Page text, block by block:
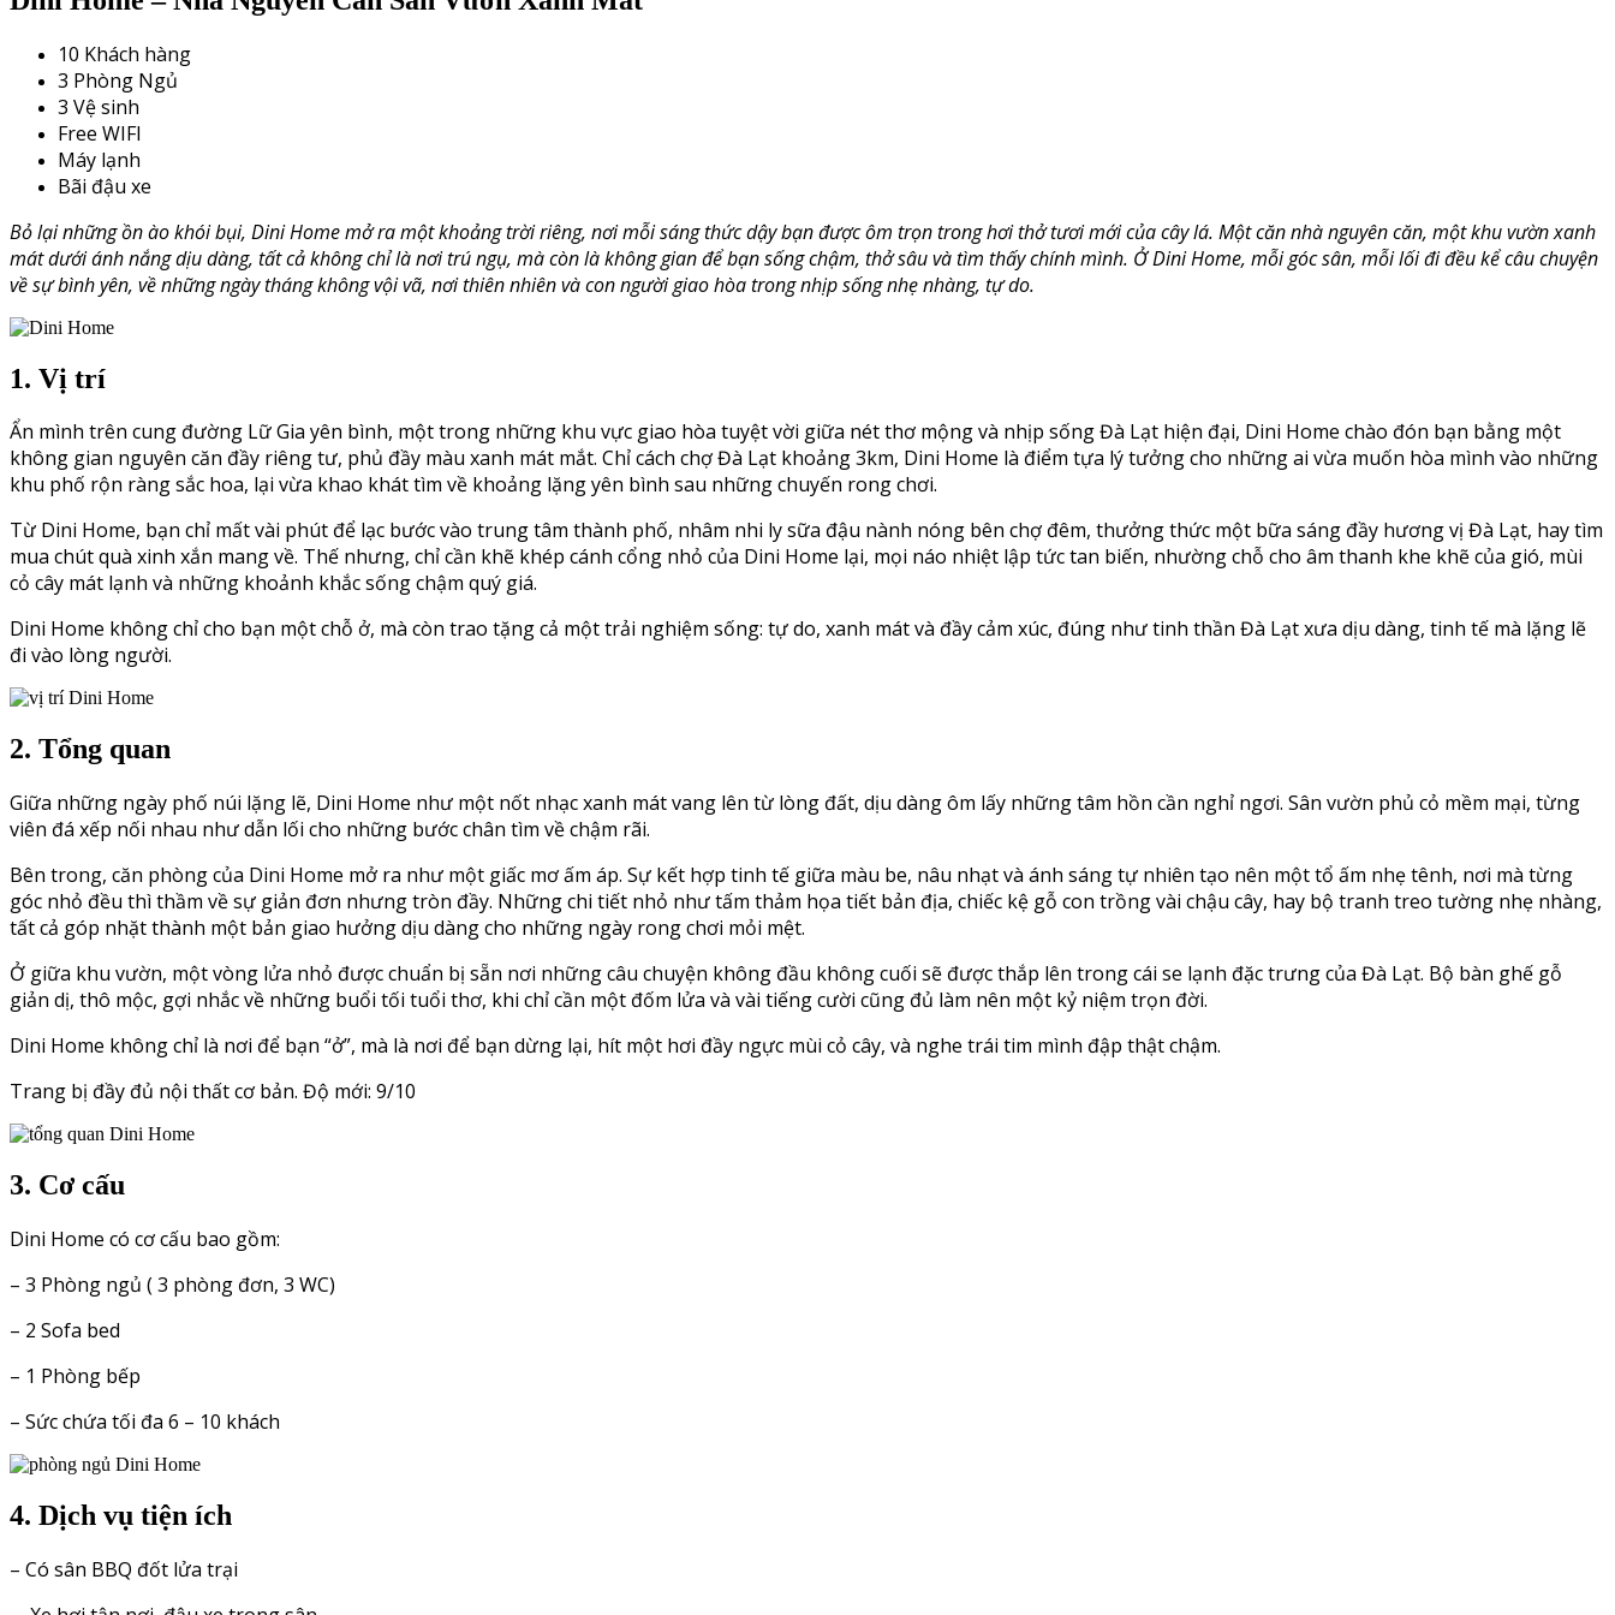
10 Khách hàng
3 Phòng Ngủ
3 Vệ sinh
Free WIFI
Máy lạnh
Bãi đậu xe
Bỏ lại những ồn ào khói bụi, Dini Home mở ra một khoảng trời riêng, nơi mỗi sáng thức dậy bạn được ôm trọn trong hơi thở tươi mới của cây lá. Một căn nhà nguyên căn, một khu vườn xanh
mát dưới ánh nắng dịu dàng, tất cả không chỉ là nơi trú ngụ, mà còn là không gian để bạn sống chậm, thở sâu và tìm thấy chính mình. Ở Dini Home, mỗi góc sân, mỗi lối đi đều kể câu chuyện
về sự bình yên, về những ngày tháng không vội vã, nơi thiên nhiên và con người giao hòa trong nhịp sống nhẹ nhàng, tự do.
1. Vị trí
Ẩn mình trên cung đường Lữ Gia yên bình, một trong những khu vực giao hòa tuyệt vời giữa nét thơ mộng và nhịp sống Đà Lạt hiện đại, Dini Home chào đón bạn bằng một
không gian nguyên căn đầy riêng tư, phủ đầy màu xanh mát mắt. Chỉ cách chợ Đà Lạt khoảng 3km, Dini Home là điểm tựa lý tưởng cho những ai vừa muốn hòa mình vào những
khu phố rộn ràng sắc hoa, lại vừa khao khát tìm về khoảng lặng yên bình sau những chuyến rong chơi.
Từ Dini Home, bạn chỉ mất vài phút để lạc bước vào trung tâm thành phố, nhâm nhi ly sữa đậu nành nóng bên chợ đêm, thưởng thức một bữa sáng đầy hương vị Đà Lạt, hay tìm
mua chút quà xinh xắn mang về. Thế nhưng, chỉ cần khẽ khép cánh cổng nhỏ của Dini Home lại, mọi náo nhiệt lập tức tan biến, nhường chỗ cho âm thanh khe khẽ của gió, mùi
cỏ cây mát lạnh và những khoảnh khắc sống chậm quý giá.
Dini Home không chỉ cho bạn một chỗ ở, mà còn trao tặng cả một trải nghiệm sống: tự do, xanh mát và đầy cảm xúc, đúng như tinh thần Đà Lạt xưa dịu dàng, tinh tế mà lặng lẽ
đi vào lòng người.
2. Tổng quan
Giữa những ngày phố núi lặng lẽ, Dini Home như một nốt nhạc xanh mát vang lên từ lòng đất, dịu dàng ôm lấy những tâm hồn cần nghỉ ngơi. Sân vườn phủ cỏ mềm mại, từng
viên đá xếp nối nhau như dẫn lối cho những bước chân tìm về chậm rãi.
Bên trong, căn phòng của Dini Home mở ra như một giấc mơ ấm áp. Sự kết hợp tinh tế giữa màu be, nâu nhạt và ánh sáng tự nhiên tạo nên một tổ ấm nhẹ tênh, nơi mà từng
góc nhỏ đều thì thầm về sự giản đơn nhưng tròn đầy. Những chi tiết nhỏ như tấm thảm họa tiết bản địa, chiếc kệ gỗ con trồng vài chậu cây, hay bộ tranh treo tường nhẹ nhàng,
tất cả góp nhặt thành một bản giao hưởng dịu dàng cho những ngày rong chơi mỏi mệt.
Ở giữa khu vườn, một vòng lửa nhỏ được chuẩn bị sẵn nơi những câu chuyện không đầu không cuối sẽ được thắp lên trong cái se lạnh đặc trưng của Đà Lạt. Bộ bàn ghế gỗ
giản dị, thô mộc, gợi nhắc về những buổi tối tuổi thơ, khi chỉ cần một đốm lửa và vài tiếng cười cũng đủ làm nên một kỷ niệm trọn đời.
Dini Home không chỉ là nơi để bạn “ở”, mà là nơi để bạn dừng lại, hít một hơi đầy ngực mùi cỏ cây, và nghe trái tim mình đập thật chậm.
Trang bị đầy đủ nội thất cơ bản. Độ mới: 9/10
3. Cơ cấu
Dini Home có cơ cấu bao gồm:
– 3 Phòng ngủ ( 3 phòng đơn, 3 WC)
– 2 Sofa bed
– 1 Phòng bếp
– Sức chứa tối đa 6 – 10 khách
4. Dịch vụ tiện ích
– Có sân BBQ đốt lửa trại